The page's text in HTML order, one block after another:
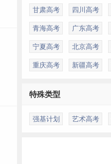
甘肃高考 四川高考
青海高考 广东高考
宁夏高考 北京高考
重庆高考 新疆高考
特殊类型
强基计划 艺术高考